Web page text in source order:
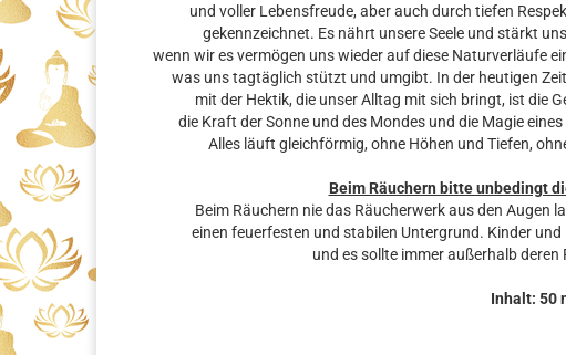
und voller Lebensfreude, aber auch durch tiefen
gekennzeichnet. Es nährt unsere Seele und stärkt
wenn wir es vermögen uns wieder auf diese Naturverläufe
was uns tagtäglich stützt und umgibt. In der heutigen
mit der Hektik, die unser Alltag mit sich bringt, ist die
die Kraft der Sonne und des Mondes und die Magie
Alles läuft gleichförmig, ohne Höhen und Tiefen,
Beim Räuchern bitte unbedingt
Beim Räuchern nie das Räucherwerk aus den Augen
einen feuerfesten und stabilen Untergrund. Kinder
und es sollte immer außerhalb
Inhalt: 50